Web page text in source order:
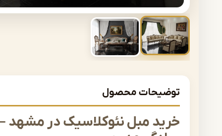
توضیحات محصول
خرید مبل نئوکلاسیک در مشهد